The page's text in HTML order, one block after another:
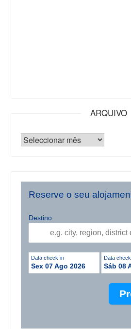
ARQUIVO
Reserve o seu
Destino
Data check-in
Sex 07 Ago 2026
Data
Sáb 08